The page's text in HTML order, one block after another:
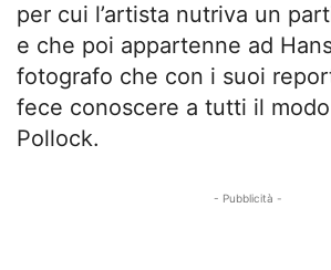
per cui l’artista nutriva un
e che poi appartenne ad
fotografo che con i suoi
fece conoscere a tutti il
Pollock.
- Pubblicità -